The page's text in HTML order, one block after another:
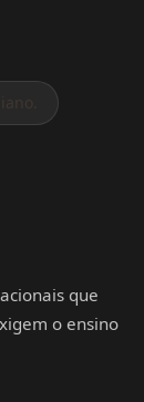
que
o ensino